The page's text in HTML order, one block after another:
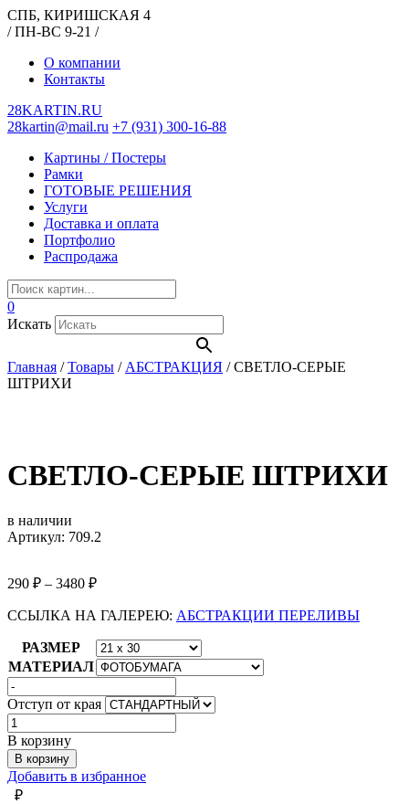
СПБ, КИРИШСКАЯ 4
/ ПН-ВС 9-21 /
О компании
Контакты
28KARTIN.RU
28kartin@mail.ru +7 (931) 300-16-88
Картины / Постеры
Рамки
ГОТОВЫЕ РЕШЕНИЯ
Услуги
Доставка и оплата
Портфолио
Распродажа
0
Искать
Главная /Товары / АБСТРАКЦИЯ /СВЕТЛО-СЕРЫЕ
ШТРИХИ
СВЕТЛО-СЕРЫЕ ШТРИХИ
в наличии
Артикул: 709.2
290 ₽ – 3480 ₽
ССЫЛКА НА ГАЛЕРЕЮ: АБСТРАКЦИИ ПЕРЕЛИВЫ
РАЗМЕР
МАТЕРИАЛ
Отступ от края
Количество
товара
СВЕТЛО-
СЕРЫЕ
ШТРИХИ
В корзину
В корзину
Добавить в избранное
₽